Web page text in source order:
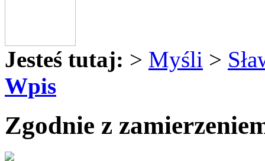
Jesteś tutaj: > Myśli >
Wpis
Zgodnie z